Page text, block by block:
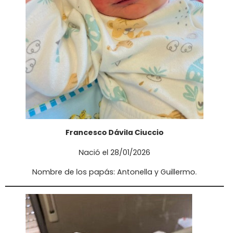
Francesco Dávila Ciuccio
Nació el 28/01/2026
Nombre de los papás: Antonella y Guillermo.